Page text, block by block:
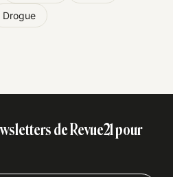
Drogue
de Revue21 pour